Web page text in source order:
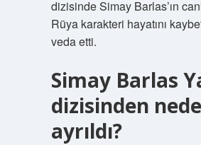
dizisinde Simay Barlas’ın
Rüya karakteri hayatını
veda etti.
Simay Barlas
dizisinden
ayrıldı?